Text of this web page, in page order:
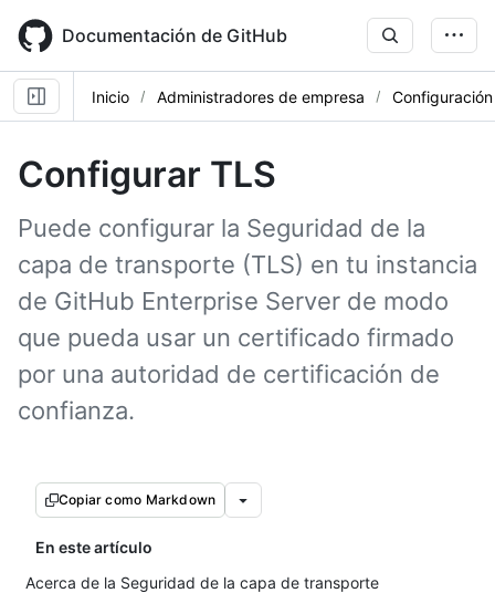
main
content
Documentación de GitHub
Inicio Administradores de empresa Configuración
Configurar TLS
Puede configurar la Seguridad de la
capa de transporte (TLS) en tu instancia
de GitHub Enterprise Server de modo
que pueda usar un certificado firmado
por una autoridad de certificación de
confianza.
Copiar como Markdown
En este artículo
Acerca de la Seguridad de la capa de transporte